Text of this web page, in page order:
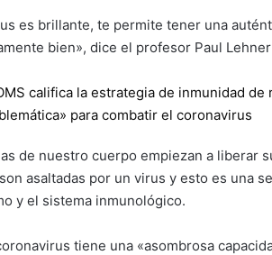
es brillante, te permite tener una
bien», dice el profesor Paul
califica la estrategia de inmunidad
para combatir el coronavirus
de nuestro cuerpo empiezan a liberar
asaltadas por un virus y esto es una
y el sistema inmunológico.
tiene una «asombrosa